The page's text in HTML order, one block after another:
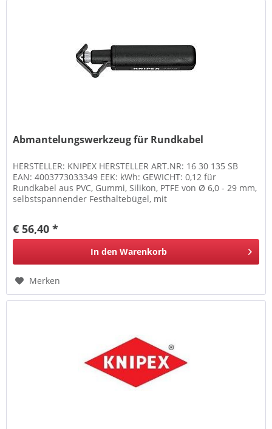
Abmantelungswerkzeug für Rundkabel
HERSTELLER: KNIPEX HERSTELLER ART.NR: 16 30 135 SB
EAN: 4003773033349 EEK: kWh: GEWICHT: 0,12 für
Rundkabel aus PVC, Gummi, Silikon, PTFE von Ø 6,0 - 29 mm,
selbstspannender Festhaltebügel, mit
€ 56,40 *
In den Warenkorb
Merken